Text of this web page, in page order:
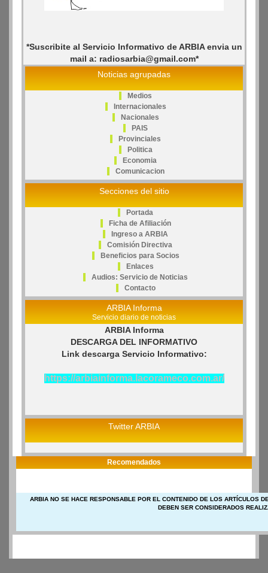
*Suscribite al Servicio Informativo de ARBIA envia un
mail a: radiosarbia@gmail.com*
Noticias agrupadas
Medios
Internacionales
Nacionales
PAIS
Provinciales
Politica
Economia
Comunicacion
Secciones del sitio
Portada
Ficha de Afiliación
Ingreso a ARBIA
Comisión Directiva
Beneficios para Socios
Enlaces
Audios: Servicio de Noticias
Contacto
ARBIA Informa
Servicio diario de noticias
ARBIA Informa
DESCARGA DEL INFORMATIVO
Link descarga Servicio Informativo:
https://arbiainforma.lacorameco.com.ar/
Twitter ARBIA
Recomendados
ARBIA NO SE HACE RESPONSABLE POR EL CONTENIDO DE LOS ARTÍCULOS
DEBEN SER CONSIDERADOS